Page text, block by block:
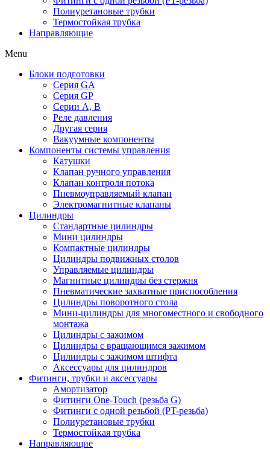
Полиуретановые трубки
Термостойкая трубка​
Направляющие
Menu
Блоки подготовки
Серия GA
Серия GP
Серии A, B
Реле давления
Другая серия
Вакуумные компоненты
Компоненты системы управления
Катушки
Клапан ручного управления​
Клапан контроля потока​
Пневмоуправляемый клапан
Электромагнитные клапаны
Цилиндры
Стандартные цилиндры
Мини цилиндры​
Компактные цилиндры​
Цилиндры подвижных столов
Управляемые цилиндры
Магнитные цилиндры без стержня
Пневматические захватные приспособления
Цилиндры поворотного стола
Мини-цилиндры для многоместного и свободного
монтажа
Цилиндры с зажимом
Цилиндры с вращающимся зажимом
Цилиндры с зажимом штифта
Аксессуары для цилиндров
Фитинги, трубки и аксессуары
Амортизатор​
Фитинги One-Touch (резьба G)
Фитинги с одной резьбой (PT-резьба)
Полиуретановые трубки
Термостойкая трубка​
Направляющие